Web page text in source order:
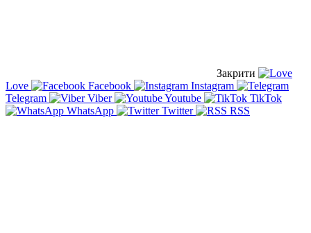
Закрити
Love
Facebook
Instagram
Telegram
Viber Youtube
TikTok
WhatsApp
Twitter RSS